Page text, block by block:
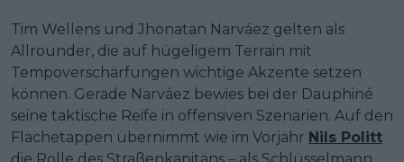
Tim Wellens und Jhonatan Narváez gelten als
Allrounder, die auf hügeligem Terrain mit
Tempoverschärfungen wichtige Akzente setzen
können. Gerade Narváez bewies bei der Dauphiné
seine taktische Reife in offensiven Szenarien. Auf den
Flachetappen übernimmt wie im Vorjahr Nils Politt
die Rolle des Straßenkapitäns – als Schlüsselmann